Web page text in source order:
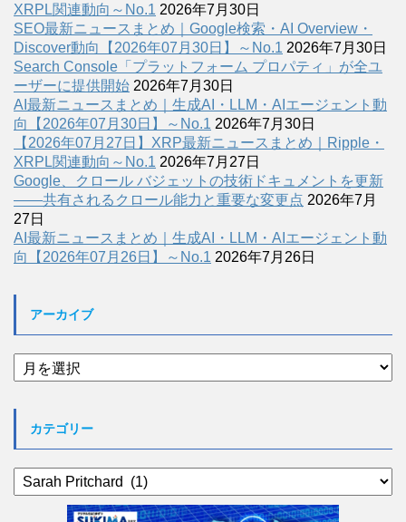
XRPL関連動向～No.1 2026年7月30日
SEO最新ニュースまとめ｜Google検索・AI Overview・
Discover動向【2026年07月30日】～No.1 2026年7月30日
Search Console「プラットフォーム プロパティ」が全ユ
ーザーに提供開始 2026年7月30日
AI最新ニュースまとめ｜生成AI・LLM・AIエージェント動
向【2026年07月30日】～No.1 2026年7月30日
【2026年07月27日】XRP最新ニュースまとめ｜Ripple・
XRPL関連動向～No.1 2026年7月27日
Google、クロール バジェットの技術ドキュメントを更新
――共有されるクロール能力と重要な変更点 2026年7月
27日
AI最新ニュースまとめ｜生成AI・LLM・AIエージェント動
向【2026年07月26日】～No.1 2026年7月26日
アーカイブ
ア
ー
カテゴリー
カ
テ